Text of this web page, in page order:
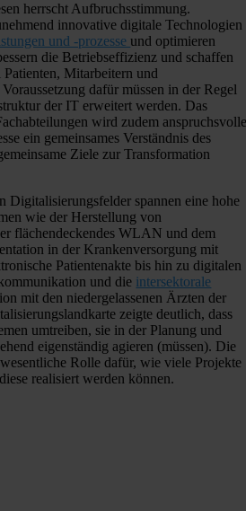
herrscht Aufbruchsstimmung.
innovative digitale Technologien
und -prozesse und optimieren
die Betriebseffizienz und schaffen
Mitarbeitern und
dafür müssen in der Regel
der IT erweitert werden. Das
wird zudem
ein gemeinsames Verständnis des
Ziele zur Transformation
Digitalisierungsfelder spannen eine hohe
wie der Herstellung von
flächendeckendes WLAN und dem
in der Krankenversorgung mit
Patientenakte bis hin zu digitalen
und die intersektorale
mit den niedergelassenen Ärzten der
zeigte deutlich, dass
umtreiben, sie in der Planung und
eigenständig agieren (müssen). Die
Rolle dafür, wie viele Projekte
realisiert werden können.